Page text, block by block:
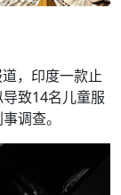
，印度一款止
致14名儿童服
调查。